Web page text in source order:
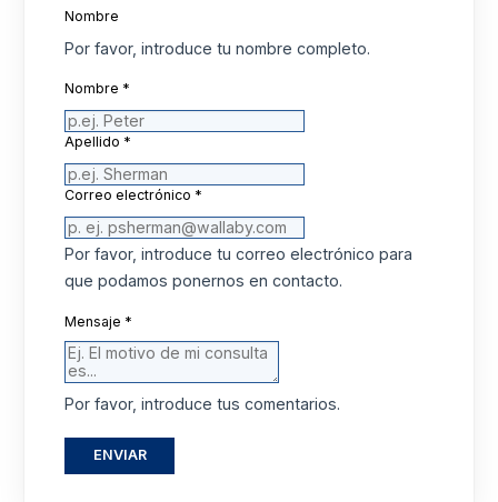
Nombre
Por favor, introduce tu nombre completo.
Nombre *
Apellido *
Correo electrónico *
Por favor, introduce tu correo electrónico para
que podamos ponernos en contacto.
Mensaje *
Por favor, introduce tus comentarios.
ENVIAR